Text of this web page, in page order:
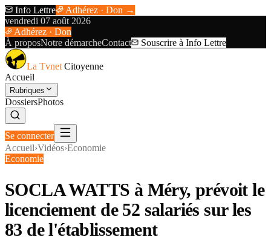
Info Lettre
Adhérez · Don →
vendredi 07 août 2026
Adhérez · Don
À proposNotre démarcheContact Souscrire à Info Lettre
La Tvnet Citoyenne
Accueil
Rubriques
DossiersPhotos
Se connecter
Accueil›Vidéos›Economie
Economie
SOCLA WATTS à Méry, prévoit le
licenciement de 52 salariés sur les
83 de l'établissement